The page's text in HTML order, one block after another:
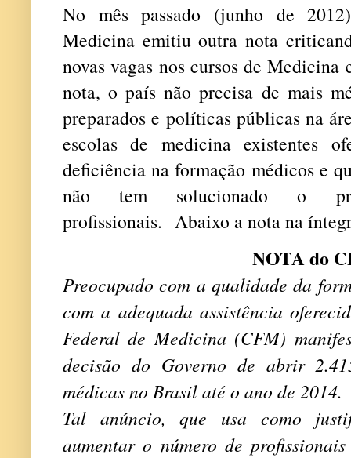
No mês passado (junho de
Medicina emitiu outra nota
novas vagas nos cursos de
nota, o país não precisa de mais
preparados e políticas públicas na
escolas de medicina existentes
deficiência na formação médicos e
não tem solucionado o
profissionais. Abaixo a nota na
NOTA do
Preocupado com a qualidade da
com a adequada assistência
Federal de Medicina (CFM)
decisão do Governo de abrir
médicas no Brasil até o ano de 2014.
Tal anúncio, que usa como
aumentar o número de